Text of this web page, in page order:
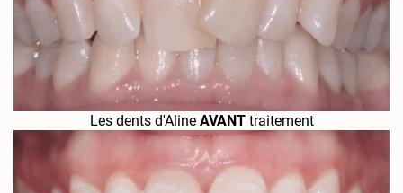
Les dents d'Aline AVANTtraitement